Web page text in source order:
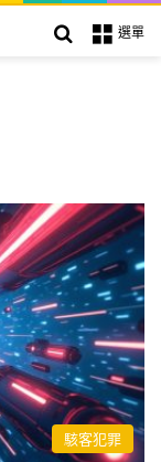
選單
搜索
駭客犯罪